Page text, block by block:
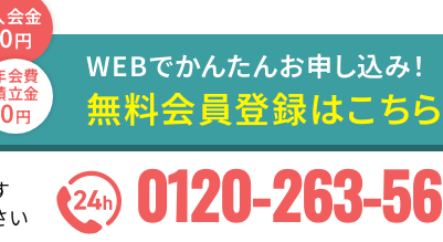
会金
0円
会費
立金
0円
WEBでかんたんお申し込み！
無料会員登録はこち
い
0120-263-